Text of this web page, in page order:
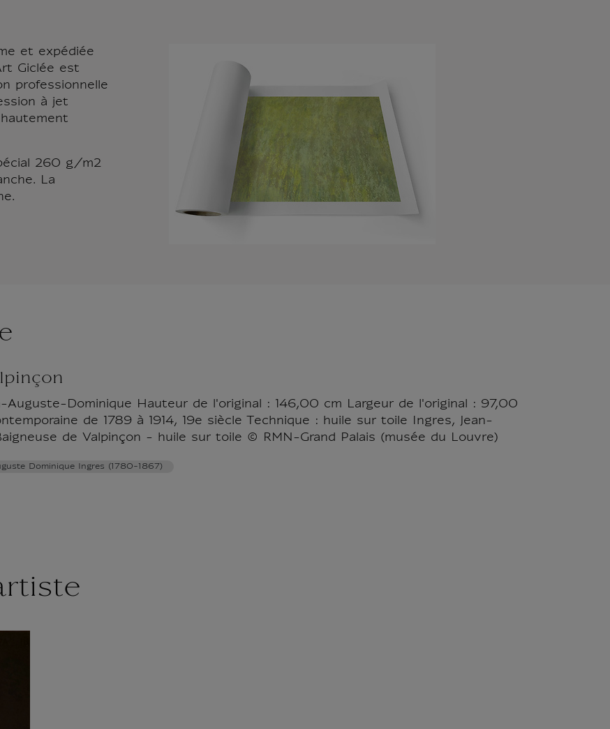
et expédiée
Giclée est
professionnelle
à jet
260 g/m2
La
Dominique Hauteur de l'original : 146,00 cm Largeur de l'original : 97,00
de 1789 à 1914, 19e siècle Technique : huile sur toile Ingres, Jean-
de Valpinçon - huile sur toile © RMN-Grand Palais (musée du Louvre)
Dominique Ingres (1780-1867)